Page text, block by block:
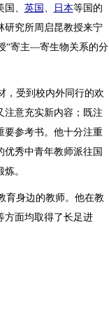
、 英国 、 日本等国的
研究所周启昆教授来宁
“寄主—寄生物关系的分
，受到校内外同行的欢
注意充实新内容；既注
要参考书。他十分注重
优秀中青年教师派往国
。
育身边的教师。他在教
方面均取得了长足进